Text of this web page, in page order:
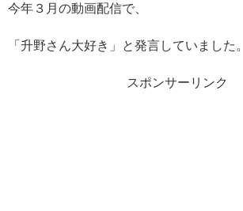
今年３月の動画配信で、
「升野さん大好き」と発言していました。
スポンサーリンク